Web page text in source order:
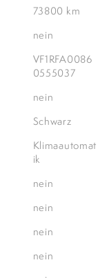
73800 km
nein
VF1RFA0086
0555037
nein
Schwarz
Klimaautomat
ik
nein
nein
nein
nein